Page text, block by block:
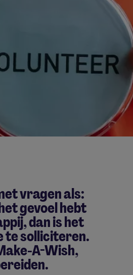
vragen als:
gevoel hebt
dan is het
te solliciteren.
A-Wish,